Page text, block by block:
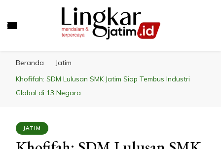
Beranda
Jatim
Khofifah: SDM Lulusan SMK Jatim Siap Tembus Industri
Global di 13 Negara
JATIM